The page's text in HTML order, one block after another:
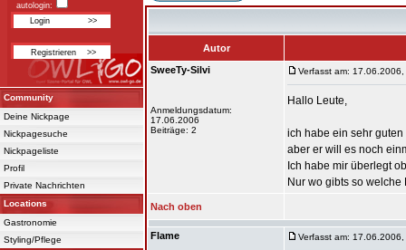
autologin:
Community
Deine Nickpage
Nickpagesuche
Nickpageliste
Profil
Private Nachrichten
Locations
Gastronomie
Styling/Pflege
Autor
SweeTy-Silvi
Anmeldungsdatum:
17.06.2006
Beiträge: 2
Verfasst am:
Hallo Leute,
ich habe ein sehr
aber er will es noch
Ich habe mir überlegt
Nur wo gibts so
Nach oben
Flame Verfasst am: